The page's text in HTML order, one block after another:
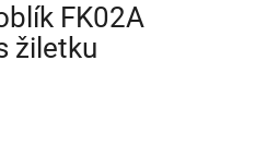
FK02A
žiletku